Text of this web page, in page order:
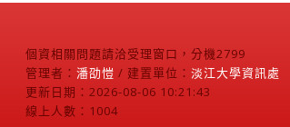
個資相關問題請洽受理窗口，分機2799
管理者： 潘劭愷 / 建置單位： 淡江大學資訊處
更新日期：2026-08-06 10:21:43
線上人數：1004